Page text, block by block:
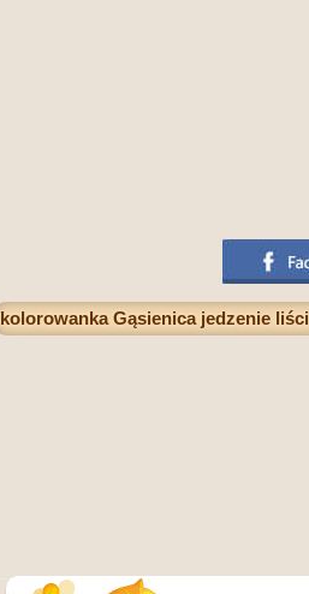
kolorowanka Gąsienica jedzenie liści